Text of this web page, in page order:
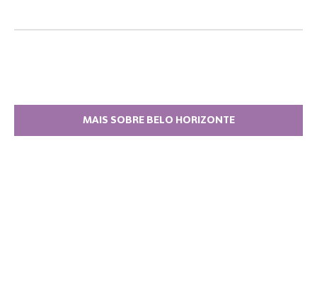
MAIS SOBRE BELO HORIZONTE